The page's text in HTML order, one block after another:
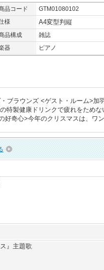
品コード
GTM01080102
様
A4変型判縦
品構成
雑誌
器
ピアノ
ブラウンズ <ゲスト・ルーム>
特製健康ドリンクで疲れをため
好奇心>今年のクリスマスは、ワ
』主題歌